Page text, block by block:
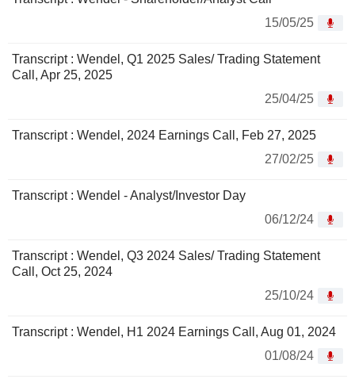
15/05/25
Transcript : Wendel, Q1 2025 Sales/ Trading Statement
Call, Apr 25, 2025
25/04/25
Transcript : Wendel, 2024 Earnings Call, Feb 27, 2025
27/02/25
Transcript : Wendel - Analyst/Investor Day
06/12/24
Transcript : Wendel, Q3 2024 Sales/ Trading Statement
Call, Oct 25, 2024
25/10/24
Transcript : Wendel, H1 2024 Earnings Call, Aug 01, 2024
01/08/24